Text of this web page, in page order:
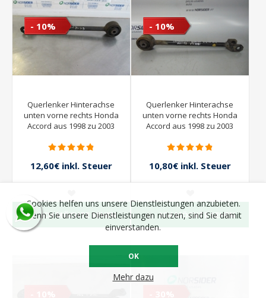
- 10%
Querlenker Hinterachse
unten vorne rechts Honda
Accord aus 1998 zu 2003
12,60€ inkl. Steuer
ICH MÖCHTE SEHEN
- 10%
Querlenker Hinterachse
unten vorne rechts Honda
Accord aus 1998 zu 2003
10,80€ inkl. Steuer
ICH MÖCHTE SEHEN
Cookies helfen uns unsere Dienstleistungen anzubieten.
Wenn Sie unsere Dienstleistungen nutzen, sind Sie damit
einverstanden.
OK
Mehr dazu